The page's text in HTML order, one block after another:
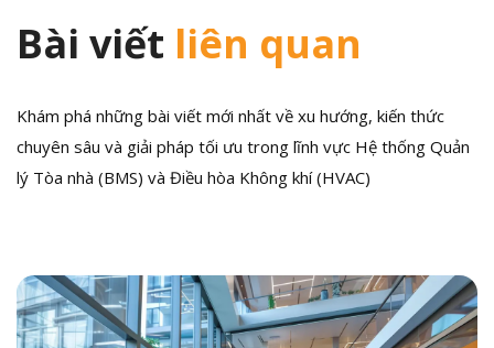
Bài viết liên quan
Khám phá những bài viết mới nhất về xu hướng, kiến thức
chuyên sâu và giải pháp tối ưu trong lĩnh vực Hệ thống Quản
lý Tòa nhà (BMS) và Điều hòa Không khí (HVAC)